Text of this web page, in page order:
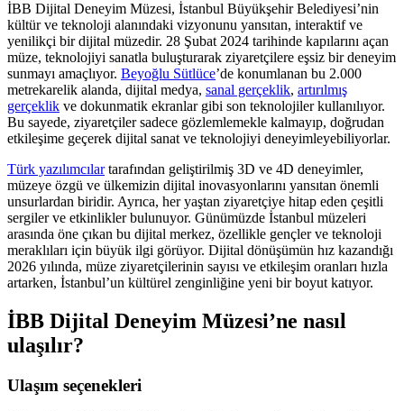
İBB Dijital Deneyim Müzesi, İstanbul Büyükşehir Belediyesi’nin
kültür ve teknoloji alanındaki vizyonunu yansıtan, interaktif ve
yenilikçi bir dijital müzedir. 28 Şubat 2024 tarihinde kapılarını açan
müze, teknolojiyi sanatla buluşturarak ziyaretçilere eşsiz bir deneyim
sunmayı amaçlıyor. Beyoğlu Sütlüce’de konumlanan bu 2.000
metrekarelik alanda, dijital medya, sanal gerçeklik, artırılmış
gerçeklik ve dokunmatik ekranlar gibi son teknolojiler kullanılıyor.
Bu sayede, ziyaretçiler sadece gözlemlemekle kalmayıp, doğrudan
etkileşime geçerek dijital sanat ve teknolojiyi deneyimleyebiliyorlar.
Türk yazılımcılartarafından geliştirilmiş 3D ve 4D deneyimler,
müzeye özgü ve ülkemizin dijital inovasyonlarını yansıtan önemli
unsurlardan biridir. Ayrıca, her yaştan ziyaretçiye hitap eden çeşitli
sergiler ve etkinlikler bulunuyor. Günümüzde İstanbul müzeleri
arasında öne çıkan bu dijital merkez, özellikle gençler ve teknoloji
meraklıları için büyük ilgi görüyor. Dijital dönüşümün hız kazandığı
2026 yılında, müze ziyaretçilerinin sayısı ve etkileşim oranları hızla
artarken, İstanbul’un kültürel zenginliğine yeni bir boyut katıyor.
İBB Dijital Deneyim Müzesi’ne nasıl
ulaşılır?
Ulaşım seçenekleri